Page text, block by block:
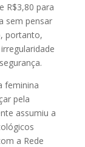
R$3,80 para
sem pensar
portanto,
feminina
pela
assumiu a
a Rede